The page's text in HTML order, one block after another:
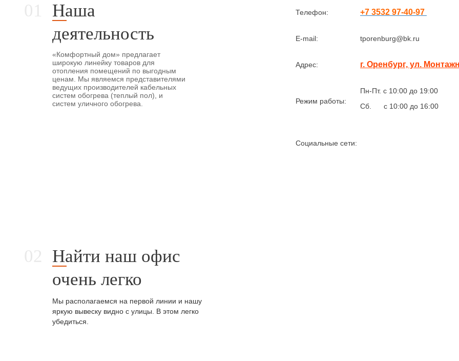
Наша
деятельность
«Комфортный дом» предлагает
широкую линейку товаров для
отопления помещений по выгодным
ценам. Мы являемся представителями
ведущих производителей кабельных
систем обогрева (теплый пол), и
систем уличного обогрева.
Телефон: +7 3532 97-40-97
E-mail: tporenburg@bk.ru
Адрес: г. Оренбург, ул.
Режим работы:
Пн-Пт. с 10:00 до 19:00
Сб. с 10:00 до 16:00
Социальные сети:
Найти наш офис
очень легко
Мы располагаемся на первой линии и нашу
яркую вывеску видно с улицы. В этом легко
убедиться.